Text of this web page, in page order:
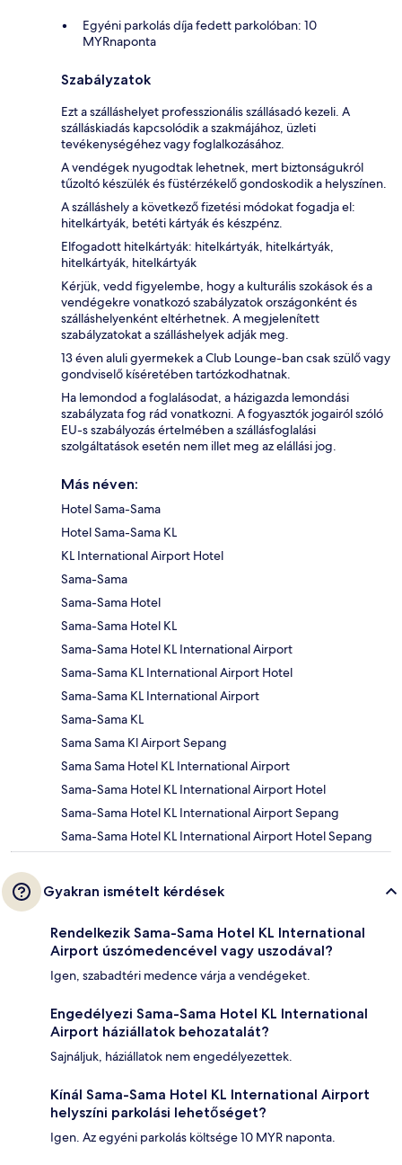
Egyéni parkolás díja fedett parkolóban: 10
MYRnaponta
Szabályzatok
Ezt a szálláshelyet professzionális szállásadó kezeli. A
szálláskiadás kapcsolódik a szakmájához, üzleti
tevékenységéhez vagy foglalkozásához.
A vendégek nyugodtak lehetnek, mert biztonságukról
tűzoltó készülék és füstérzékelő gondoskodik a helyszínen.
A szálláshely a következő fizetési módokat fogadja el:
hitelkártyák, betéti kártyák és készpénz.
Elfogadott hitelkártyák: hitelkártyák, hitelkártyák,
hitelkártyák, hitelkártyák
Kérjük, vedd figyelembe, hogy a kulturális szokások és a
vendégekre vonatkozó szabályzatok országonként és
szálláshelyenként eltérhetnek. A megjelenített
szabályzatokat a szálláshelyek adják meg.
13 éven aluli gyermekek a Club Lounge-ban csak szülő vagy
gondviselő kíséretében tartózkodhatnak.
Ha lemondod a foglalásodat, a házigazda lemondási
szabályzata fog rád vonatkozni. A fogyasztók jogairól szóló
EU-s szabályozás értelmében a szállásfoglalási
szolgáltatások esetén nem illet meg az elállási jog.
Más néven:
Hotel Sama-Sama
Hotel Sama-Sama KL
KL International Airport Hotel
Sama-Sama
Sama-Sama Hotel
Sama-Sama Hotel KL
Sama-Sama Hotel KL International Airport
Sama-Sama KL International Airport Hotel
Sama-Sama KL International Airport
Sama-Sama KL
Sama Sama Kl Airport Sepang
Sama Sama Hotel KL International Airport
Sama-Sama Hotel KL International Airport Hotel
Sama-Sama Hotel KL International Airport Sepang
Sama-Sama Hotel KL International Airport Hotel Sepang
Gyakran ismételt kérdések
Rendelkezik Sama-Sama Hotel KL International
Airport úszómedencével vagy uszodával?
Igen, szabadtéri medence várja a vendégeket.
Engedélyezi Sama-Sama Hotel KL International
Airport háziállatok behozatalát?
Sajnáljuk, háziállatok nem engedélyezettek.
Kínál Sama-Sama Hotel KL International Airport
helyszíni parkolási lehetőséget?
Igen. Az egyéni parkolás költsége 10 MYR naponta.